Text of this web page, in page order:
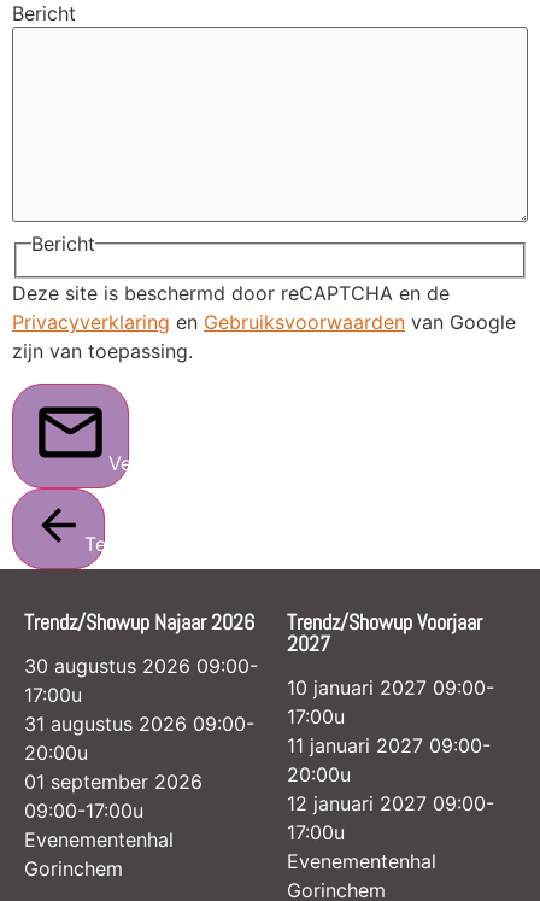
Bericht
Bericht
Deze site is beschermd door reCAPTCHA en de
Privacyverklaring en Gebruiksvoorwaarden van Google
zijn van toepassing.
Verstuur
Terug
Trendz/Showup Najaar 2026
30 augustus 2026 09:00-
17:00u
31 augustus 2026 09:00-
20:00u
01 september 2026
09:00-17:00u
Evenementenhal
Gorinchem
Trendz/Showup Voorjaar
2027
10 januari 2027 09:00-
17:00u
11 januari 2027 09:00-
20:00u
12 januari 2027 09:00-
17:00u
Evenementenhal
Gorinchem